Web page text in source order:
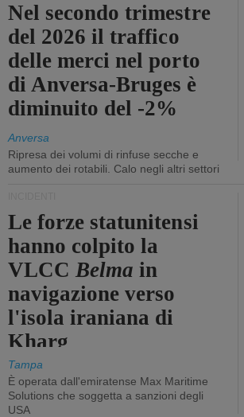
Nel secondo trimestre
del 2026 il traffico
delle merci nel porto
di Anversa-Bruges è
diminuito del -2%
Anversa
Ripresa dei volumi di rinfuse secche e
aumento dei rotabili. Calo negli altri settori
Le forze statunitensi
hanno colpito la
VLCCBelma in
navigazione verso
l'isola iraniana di
Kharg
Tampa
È operata dall'emiratense Max Maritime
Solutions che soggetta a sanzioni degli
USA